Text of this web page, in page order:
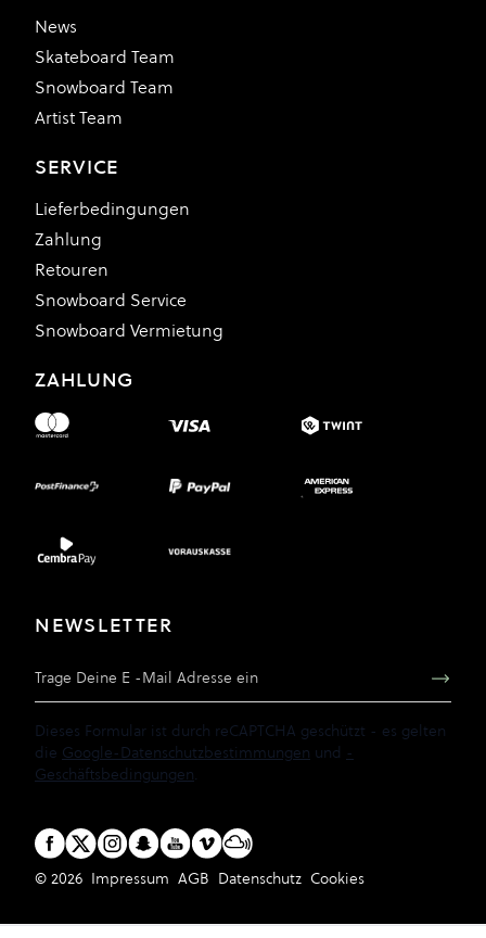
News
Skateboard Team
Snowboard Team
Artist Team
SERVICE
Lieferbedingungen
Zahlung
Retouren
Snowboard Service
Snowboard Vermietung
ZAHLUNG
NEWSLETTER
Dieses Formular ist durch reCAPTCHA geschützt - es gelten
die Google-Datenschutzbestimmungen und -
Geschäftsbedingungen.
© 2026 Impressum AGB Datenschutz Cookies